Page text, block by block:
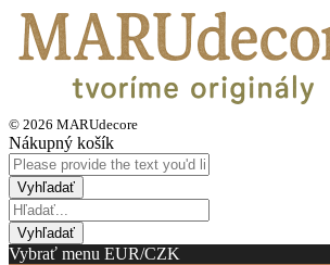
© 2026 MARUdecore
Nákupný košík
Vybrať menu EUR/CZK